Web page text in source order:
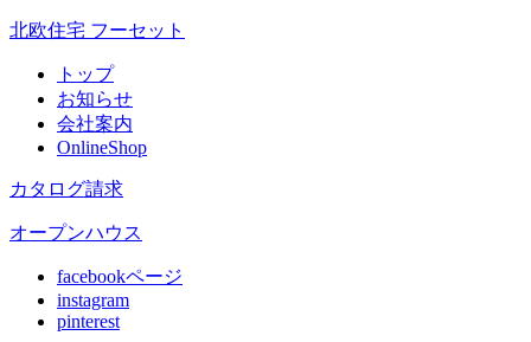
北欧住宅 フーセット
トップ
お知らせ
会社案内
OnlineShop
カタログ請求
オープンハウス
facebookページ
instagram
pinterest